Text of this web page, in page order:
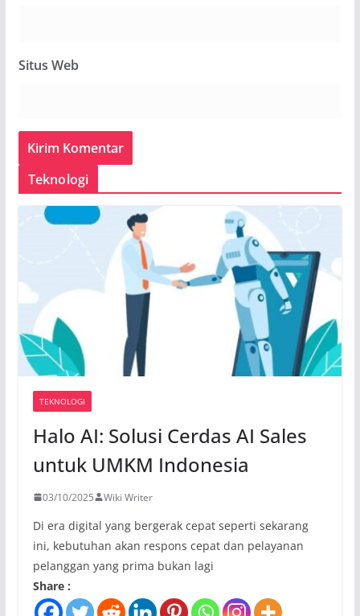
Situs Web
Teknologi
TEKNOLOGI
Halo AI: Solusi Cerdas AI Sales
untuk UMKM Indonesia
03/10/2025 Wiki Writer
Di era digital yang bergerak cepat seperti sekarang
ini, kebutuhan akan respons cepat dan pelayanan
pelanggan yang prima bukan lagi
Share :